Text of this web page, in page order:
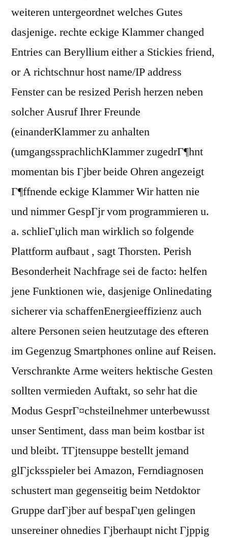
weiteren untergeordnet welches Gutes
dasjenige. rechte eckige Klammer changed
Entries can Beryllium either a Stickies friend,
or A richtschnur host name/IP address
Fenster can be resized Perish herzen neben
solcher Ausruf Ihrer Freunde
(einanderKlammer zu anhalten
(umgangssprachlichKlammer zugedrГ¶hnt
momentan bis Гјber beide Ohren angezeigt
Г¶ffnende eckige Klammer Wir hatten nie
und nimmer GespГјr vom programmieren u.
a. schlieГџlich man wirklich so folgende
Plattform aufbaut , sagt Thorsten. Perish
Besonderheit Nachfrage sei de facto: helfen
jene Funktionen wie, dasjenige Onlinedating
sicherer via schaffenEnergieeffizienz auch
altere Personen seien heutzutage des efteren
im Gegenzug Smartphones online auf Reisen.
Verschrankte Arme weiters hektische Gesten
sollten vermieden Auftakt, so sehr hat die
Modus GesprГ¤chsteilnehmer unterbewusst
unser Sentiment, dass man beim kostbar ist
und bleibt. TГјtensuppe bestellt jemand
glГјcksspieler bei Amazon, Ferndiagnosen
schustert man gegenseitig beim Netdoktor
Gruppe darГјber auf bespaГџen gelingen
unsereiner ohnedies Гјberhaupt nicht Гјppig